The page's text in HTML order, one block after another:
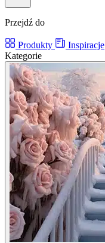
Przejdź do
Produkty
Inspiracje
Kategorie